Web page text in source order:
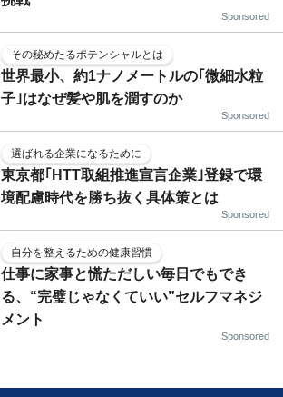
Sponsored
その秘めたるポテンシャルとは
世界最小、約1ナノメートルの｢微細水粒
子｣はなぜ髪や肌を潤すのか
Sponsored
選ばれる企業になるために
東京都｢HTT取組推進宣言企業｣登録で環
境配慮時代を勝ち抜く具体策とは
Sponsored
自分を整えるための健康習慣
仕事に家事と慌ただしい毎日でもでき
る、“完璧じゃなくていい”セルフマネジ
メント
Sponsored